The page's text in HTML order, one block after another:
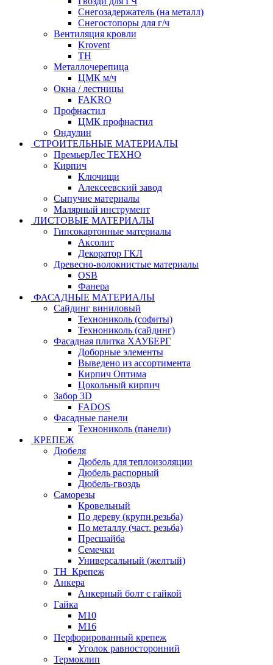
Снегозадержатель (на металл)
Снегостопоры для г/ч
Вентиляция кровли
Krovent
ТН
Металлочерепица
ЦМК м/ч
Окна / лестницы
FAKRO
Профнастил
ЦМК профнастил
Ондулин
СТРОИТЕЛЬНЫЕ МАТЕРИАЛЫ
ПремьерЛес ТЕХНО
Кирпич
Ключищи
Алексеевский завод
Сыпучие материалы
Малярный инструмент
ЛИСТОВЫЕ МАТЕРИАЛЫ
Гипсокартонные материалы
Аксолит
Декоратор ГКЛ
Древесно-волокнистые материалы
OSB
Фанера
ФАСАДНЫЕ МАТЕРИАЛЫ
Сайдинг виниловый
Технониколь (софиты)
Технониколь (сайдинг)
Фасадная плитка ХАУБЕРГ
Доборные элементы
Выведено из ассортимента
Кирпич Оптима
Цокольный кирпич
Забор 3D
FADOS
Фасадные панели
Технониколь (панели)
КРЕПЕЖ
Дюбеля
Дюбель для теплоизоляции
Дюбель распорный
Дюбель-гвоздь
Саморезы
Кровельный
По дереву (крупн.резьба)
По металлу (част. резьба)
Пресшайба
Семечки
Универсальный (желтый)
ТН_Крепеж
Анкера
Анкерный болт с гайкой
Гайка
М10
М16
Перфорированный крепеж
Уголок равносторонний
Термоклип